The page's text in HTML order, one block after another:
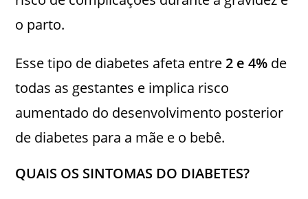
o parto.
Esse tipo de diabetes afeta entre2 e 4% de
todas as gestantes e implica risco
aumentado do desenvolvimento posterior
de diabetes para a mãe e o bebê.
QUAIS OS SINTOMAS DO DIABETES?